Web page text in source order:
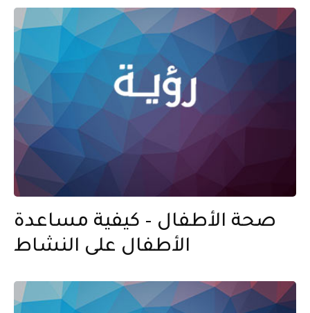
صحة الأطفال – كيفية مساعدة
الأطفال على النشاط